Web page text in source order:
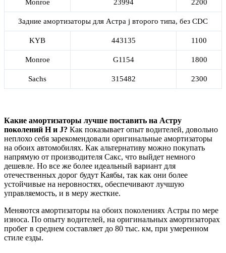
Monroe 23994 2200
Задние амортизаторы для Астра j второго типа, без CDC
KYB 443135 1100
Monroe G1154 1800
Sachs 315482 2300
Какие амортизаторы лучше поставить на Астру
поколений H и J? Как показывает опыт водителей, довольно
неплохо себя зарекомендовали оригинальные амортизаторы
на обоих автомобилях. Как альтернативу можно покупать
напрямую от производителя Сакс, что выйдет немного
дешевле. Но все же более идеальный вариант для
отечественных дорог будут Каябы, так как они более
устойчивые на неровностях, обеспечивают лучшую
управляемость, и в меру жесткие.
Меняются амортизаторы на обоих поколениях Астры по мере
износа. По опыту водителей, на оригинальных амортизаторах
пробег в среднем составляет до 80 тыс. км, при умеренном
стиле езды.